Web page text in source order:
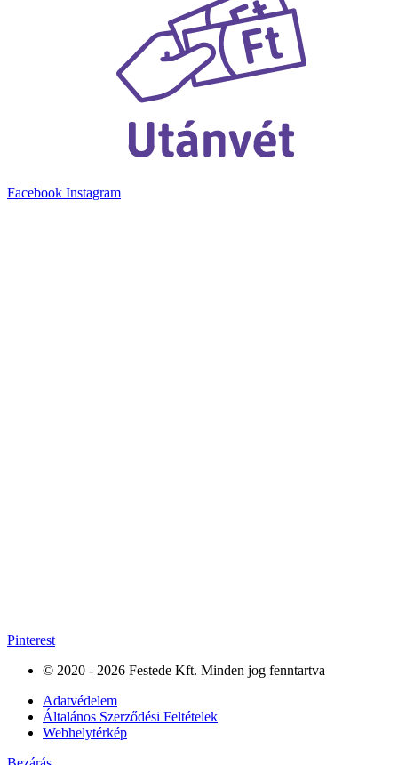
Facebook Instagram
Pinterest
© 2020 - 2026 Festede Kft. Minden jog fenntartva
Adatvédelem
Általános Szerződési Feltételek
Webhelytérkép